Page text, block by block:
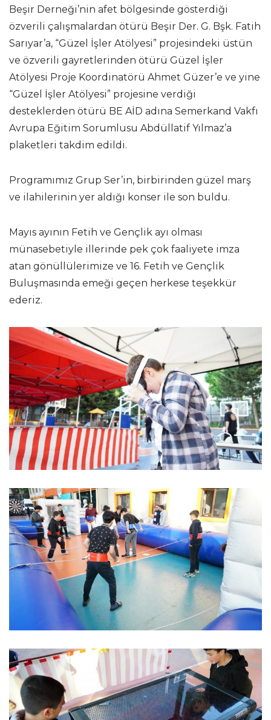
Beşir Derneği’nin afet bölgesinde gösterdiği
özverili çalışmalardan ötürü Beşir Der. G. Bşk. Fatih
Sarıyar’a, “Güzel İşler Atölyesi” projesindeki üstün
ve özverili gayretlerinden ötürü Güzel İşler
Atölyesi Proje Koordinatörü Ahmet Güzer’e ve yine
“Güzel İşler Atölyesi” projesine verdiği
desteklerden ötürü BE AİD adına Semerkand Vakfı
Avrupa Eğitim Sorumlusu Abdüllatif Yılmaz’a
plaketleri takdim edildi.
Programımız Grup Ser’in, birbirinden güzel marş
ve ilahilerinin yer aldığı konser ile son buldu.
Mayıs ayının Fetih ve Gençlik ayı olması
münasebetiyle illerinde pek çok faaliyete imza
atan gönüllülerimize ve 16. Fetih ve Gençlik
Buluşmasında emeği geçen herkese teşekkür
ederiz.